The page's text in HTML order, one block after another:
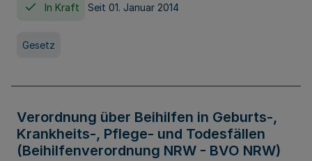
In Kraft Seit 01. Januar 2014
Gesetz
Verordnung über Beihilfen in Geburts-,
Krankheits-, Pflege- und Todesfällen
(Beihilfenverordnung NRW - BVO NRW)